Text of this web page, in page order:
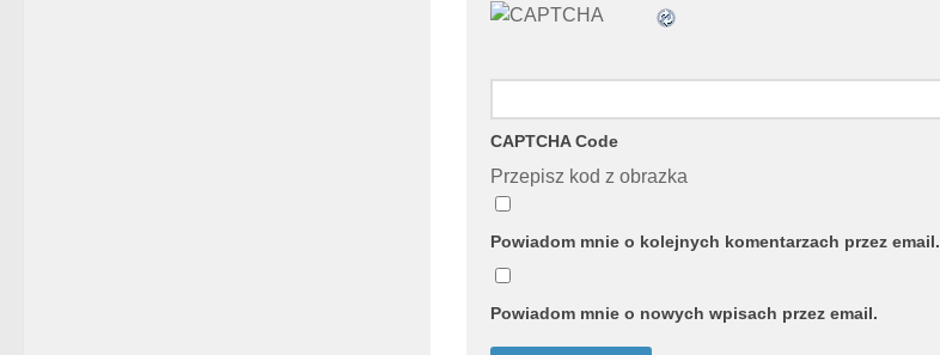
CAPTCHA Code
Przepisz kod z obrazka
Powiadom mnie o kolejnych komentarzach przez email.
Powiadom mnie o nowych wpisach przez email.